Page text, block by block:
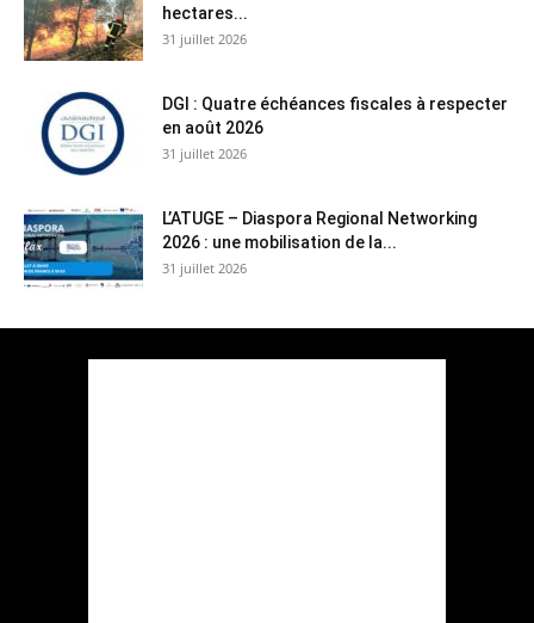
hectares...
31 juillet 2026
DGI : Quatre échéances fiscales à respecter
en août 2026
31 juillet 2026
L’ATUGE – Diaspora Regional Networking
2026 : une mobilisation de la...
31 juillet 2026